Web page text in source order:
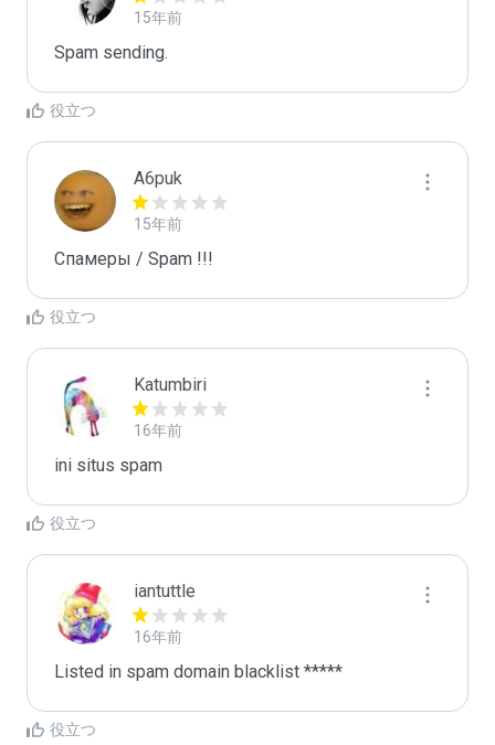
15年前
Spam sending.
役立つ
A6puk
15年前
Спамеры / Spam !!!
役立つ
Katumbiri
16年前
ini situs spam
役立つ
iantuttle
16年前
Listed in spam domain blacklist *****
役立つ